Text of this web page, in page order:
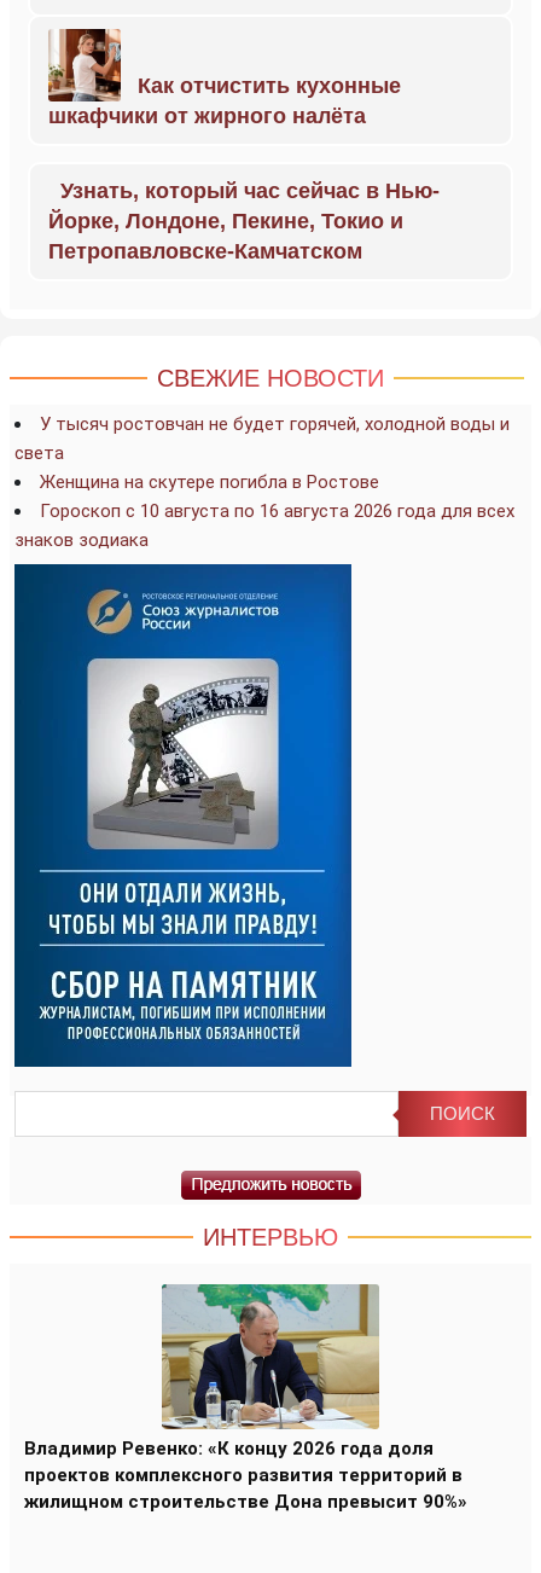
Как отчистить кухонные
шкафчики от жирного налёта
Узнать, который час сейчас в Нью-
Йорке, Лондоне, Пекине, Токио и
Петропавловске-Камчатском
СВЕЖИЕ НОВОСТИ
У тысяч ростовчан не будет горячей, холодной воды и
света
Женщина на скутере погибла в Ростове
Гороскоп с 10 августа по 16 августа 2026 года для всех
знаков зодиака
ИНТЕРВЬЮ
Владимир Ревенко: «К концу 2026 года доля
проектов комплексного развития территорий в
жилищном строительстве Дона превысит 90%»